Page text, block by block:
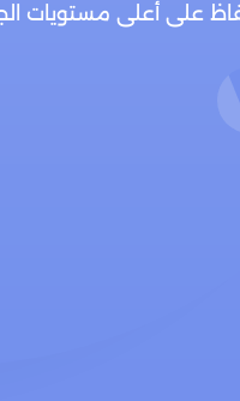
على أعلى مستويات